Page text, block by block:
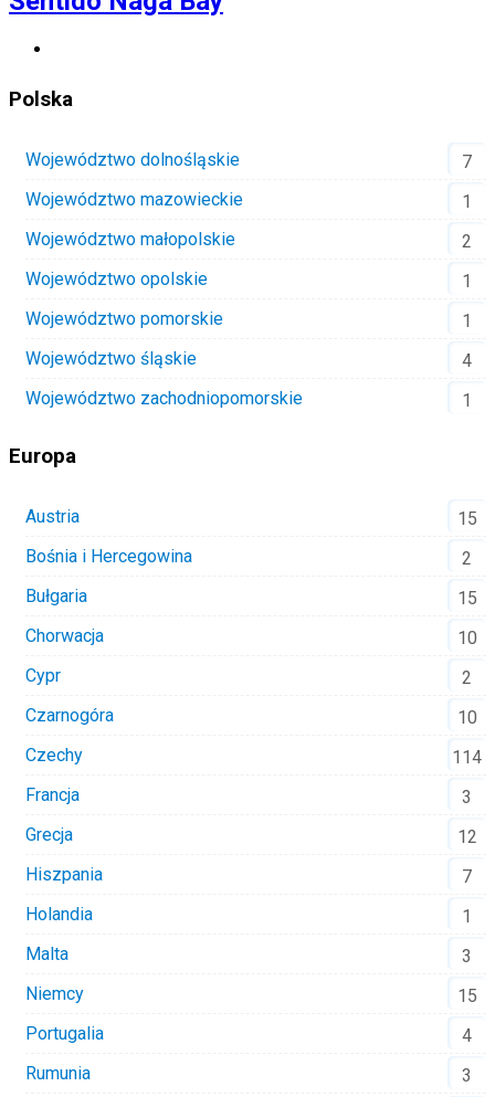
Polska
Województwo dolnośląskie
7
Województwo mazowieckie
1
Województwo małopolskie
2
Województwo opolskie
1
Województwo pomorskie
1
Województwo śląskie
4
Województwo zachodniopomorskie
1
Europa
Austria
15
Bośnia i Hercegowina
2
Bułgaria
15
Chorwacja
10
Cypr
2
Czarnogóra
10
Czechy
114
Francja
3
Grecja
12
Hiszpania
7
Holandia
1
Malta
3
Niemcy
15
Portugalia
4
Rumunia
3